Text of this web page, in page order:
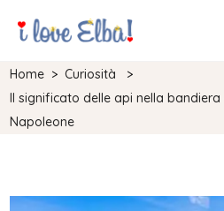
Home >Curiosità
>
Il significato delle api nella bandiera
Napoleone